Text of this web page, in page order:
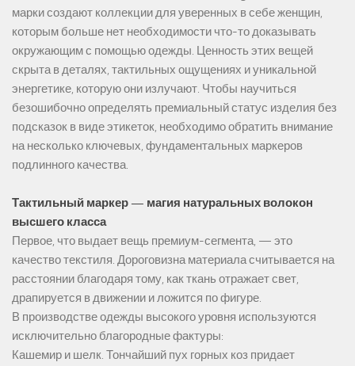
марки создают коллекции для уверенных в себе женщин,
которым больше нет необходимости что-то доказывать
окружающим с помощью одежды. Ценность этих вещей
скрыта в деталях, тактильных ощущениях и уникальной
энергетике, которую они излучают. Чтобы научиться
безошибочно определять премиальный статус изделия без
подсказок в виде этикеток, необходимо обратить внимание
на несколько ключевых, фундаментальных маркеров
подлинного качества.
Тактильный маркер — магия натуральных волокон
высшего класса
Первое, что выдает вещь премиум-сегмента, — это
качество текстиля. Дороговизна материала считывается на
расстоянии благодаря тому, как ткань отражает свет,
драпируется в движении и ложится по фигуре.
В производстве одежды высокого уровня используются
исключительно благородные фактуры:
Кашемир и шелк. Тончайший пух горных коз придает